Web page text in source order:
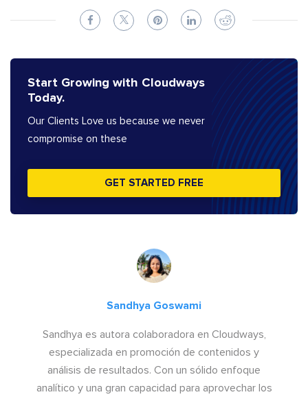
Start Growing with Cloudways
Today.
Our Clients Love us because we never
compromise on these
GET STARTED FREE
Sandhya Goswami
Sandhya es autora colaboradora en Cloudways,
especializada en promoción de contenidos y
análisis de resultados. Con un sólido enfoque
analítico y una gran capacidad para aprovechar los